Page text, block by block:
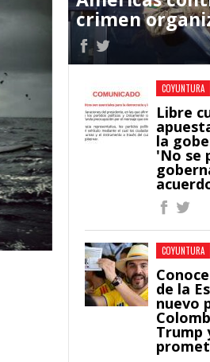
crimen
COYUNTURA
Libre
la
'No se
COYUNTURA
de la
nuevo
Trump